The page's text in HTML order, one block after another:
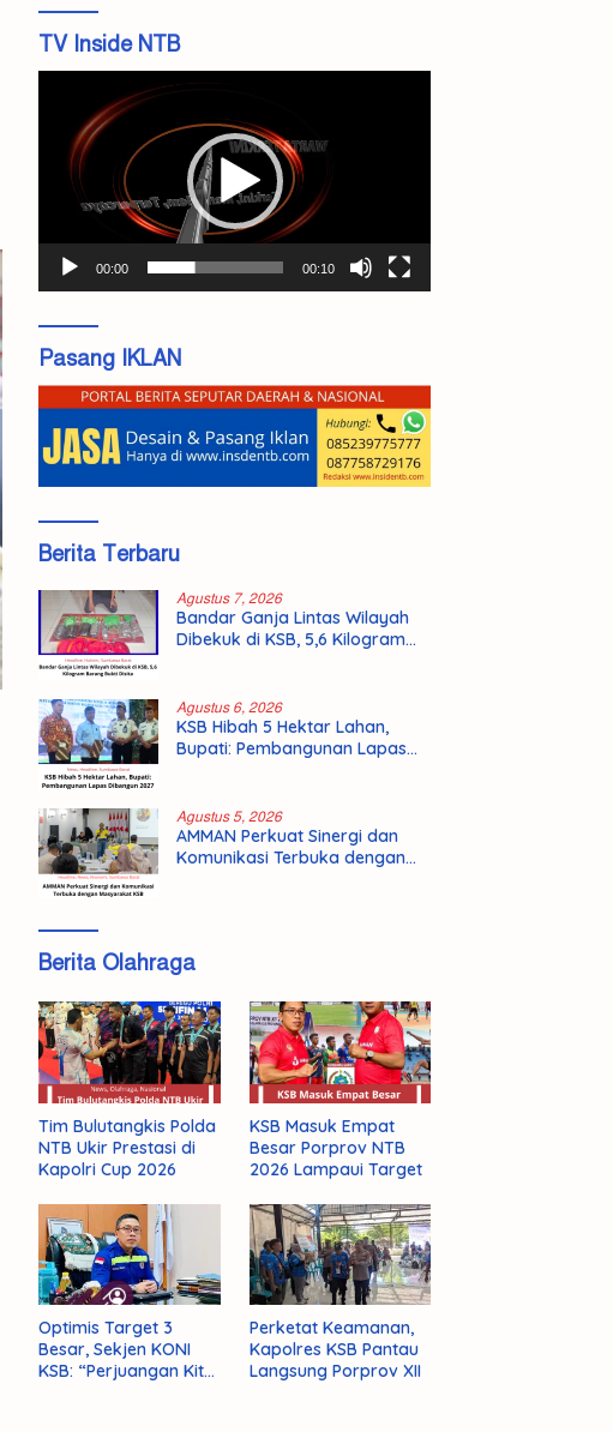
TV Inside NTB
00:00 00:10
Pasang IKLAN
Berita Terbaru
Agustus 7, 2026
Bandar Ganja Lintas Wilayah
Dibekuk di KSB, 5,6 Kilogram
Agustus 6, 2026
KSB Hibah 5 Hektar Lahan,
Bupati: Pembangunan Lapas
Agustus 5, 2026
AMMAN Perkuat Sinergi dan
Komunikasi Terbuka dengan
Berita Olahraga
Tim Bulutangkis Polda
NTB Ukir Prestasi di
Kapolri Cup 2026
KSB Masuk Empat
Besar Porprov NTB
2026 Lampaui Target
Optimis Target 3
Besar, Sekjen KONI
KSB: “Perjuangan Kita
Perketat Keamanan,
Kapolres KSB Pantau
Langsung Porprov XII